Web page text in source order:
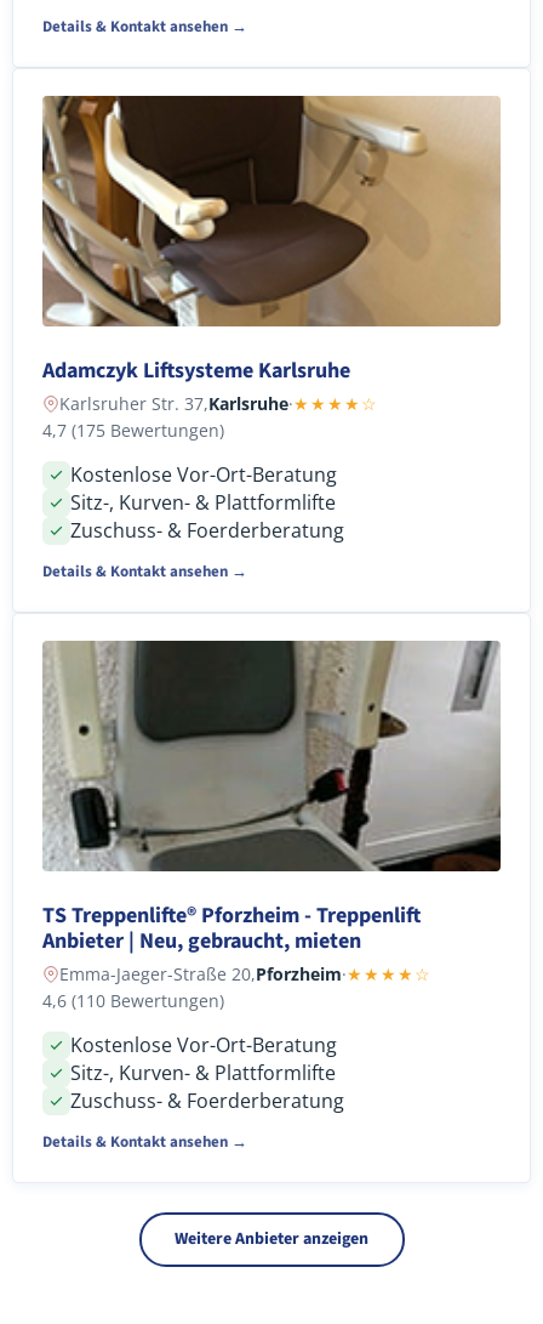
Details & Kontakt ansehen →
Adamczyk Liftsysteme Karlsruhe
Karlsruher Str. 37,Karlsruhe·★★★★☆
4,7 (175 Bewertungen)
Kostenlose Vor-Ort-Beratung
Sitz-, Kurven- & Plattformlifte
Zuschuss- & Foerderberatung
Details & Kontakt ansehen →
TS Treppenlifte® Pforzheim - Treppenlift
Anbieter | Neu, gebraucht, mieten
Emma-Jaeger-Straße 20,Pforzheim·★★★★☆
4,6 (110 Bewertungen)
Kostenlose Vor-Ort-Beratung
Sitz-, Kurven- & Plattformlifte
Zuschuss- & Foerderberatung
Details & Kontakt ansehen →
Weitere Anbieter anzeigen